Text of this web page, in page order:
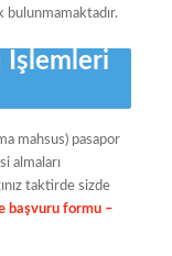
bulunmamaktadır.
İşlemleri
mahsus) pasapor
almaları
taktirde sizde
başvuru formu –